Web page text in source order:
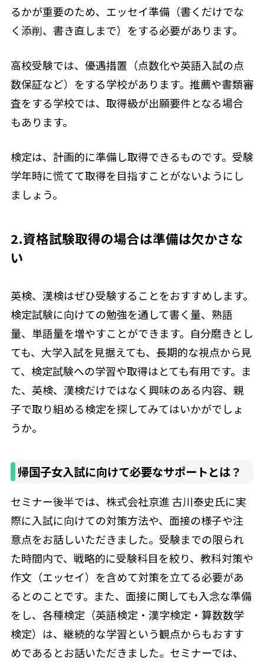
るかが重要のため、エッセイ準備（書くだけでな
く添削、書き直しまで）をする必要があります。
高校受験では、優遇措置（点数化や英語入試の点
数保証など）をする学校があります。推薦や書類審
査をする学校では、取得級が出願要件となる場合
もあります。
検定は、計画的に準備し取得できるものです。受験
学年時に慌てて取得を目指すことがないようにし
ましょう。
2.資格試験取得の場合は準備は欠かさな
い
英検、漢検はぜひ受験することをおすすめします。
検定試験に向けての勉強を通して書く量、熟語
量、単語量を増やすことができます。自分磨きとし
ても、大学入試を見据えても、長期的な視点から見
て、検定試験への学習や取得はとても有用です。ま
た、英検、漢検だけではなく興味のある内容、親
子で取り組める検定を探してみてはいかがでしょ
うか。
帰国子女入試に向けて必要なサポートとは？
セミナー後半では、株式会社京進 古川泰史氏に実
際に入試に向けての対策方法や、面接の様子や注
意点をお話しいただきました。受験までの限られ
た時間内で、戦略的に受験科目を絞り、教科対策や
作文（エッセイ）を含めて対策を立てる必要があ
るとのことです。また、面接に関しても入念な準備
をし、各種検定（英語検定・漢字検定・算数数学
検定）は、継続的な学習という観点からもおすす
めであるとお話いただきました。セミナーでは、